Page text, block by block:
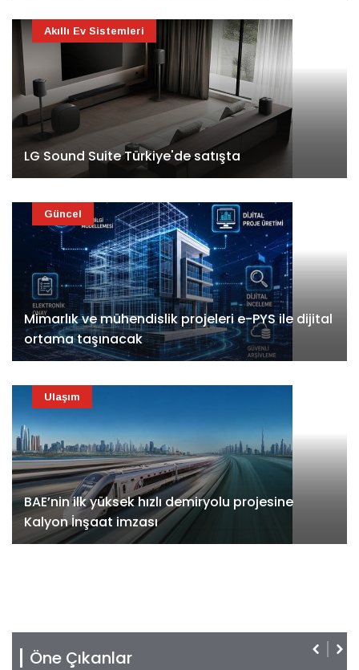
LG Sound Suite Türkiye'de satışta
Akıllı Ev Sistemleri
Mimarlık ve mühendislik projeleri e-PYS ile dijital
ortama taşınacak
Güncel
BAE’nin ilk yüksek hızlı demiryolu projesine
Kalyon İnşaat imzası
Ulaşım
Öne Çıkanlar